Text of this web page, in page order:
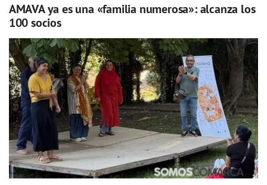
AMAVA ya es una «familia numerosa»: alcanza los
100 socios